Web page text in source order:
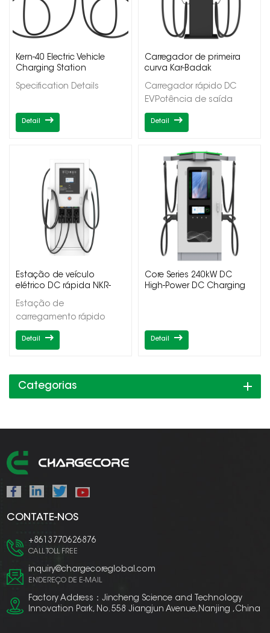
Kern-40 Electric Vehicle
Charging Station
Specification Details
Detail
Carregador de primeira
curva Kar-Badak
Carregador rápido DC
EVPotência de saída
20/40kWSaídas
Detail
Estação de veículo
elétrico DC rápida NKR-
Estação de
carregamento rápido
para veículos elétricos
Detail
Core Series 240kW DC
High-Power DC Charging
Detail
Categorias
CONTATE-NOS
+8613770626876
CALL TOLL FREE
inquiry@chargecoreglobal.com
ENDEREÇO DE E-MAIL
Factory Address：Jincheng Science and Technology
Innovation Park, No. 558 Jiangjun Avenue,Nanjing ,China